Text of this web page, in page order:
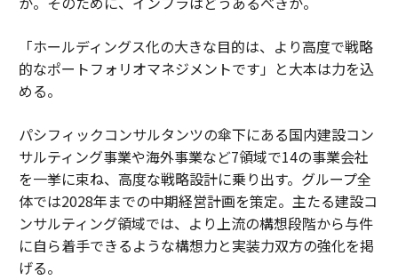
「ホールディングス化の大きな目的は、より高度で戦略
的なポートフォリオマネジメントです」と大本は力を込
める。
パシフィックコンサルタンツの傘下にある国内建設コン
サルティング事業や海外事業など7領域で14の事業会社
を一挙に束ね、高度な戦略設計に乗り出す。グループ全
体では2028年までの中期経営計画を策定。主たる建設コ
ンサルティング領域では、より上流の構想段階から与件
に自ら着手できるような構想力と実装力双方の強化を掲
げる。